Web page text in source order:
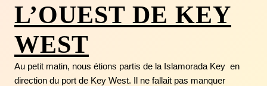
L’OUEST DE KEY
WEST
Au petit matin, nous étions partis de la Islamorada Key en
direction du port de Key West. Il ne fallait pas manquer